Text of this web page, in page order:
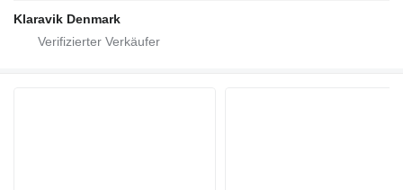
Klaravik Denmark